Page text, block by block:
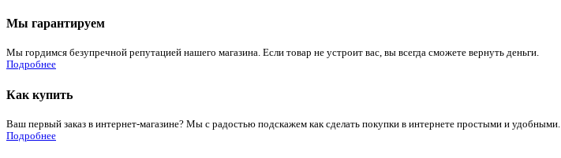
Мы гарантируем
Мы гордимся безупречной репутацией нашего магазина. Если товар не устроит вас, вы всегда сможете вернуть деньги.
Подробнее
Как купить
Ваш первый заказ в интернет-магазине? Мы с радостью подскажем как сделать покупки в интернете простыми и удобными.
Подробнее